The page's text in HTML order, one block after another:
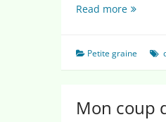
Read moreLes
mois
de
Petite graine
Mon coup